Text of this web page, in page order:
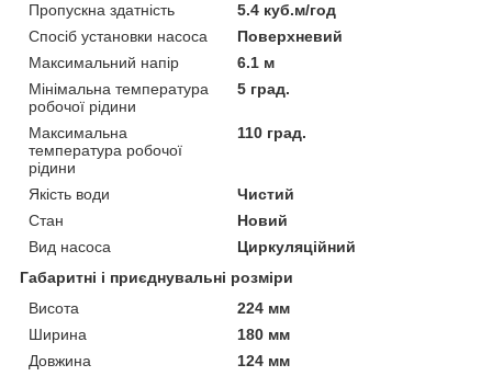
Пропускна здатність
5.4 куб.м/год
Спосіб установки насоса
Поверхневий
Максимальний напір
6.1 м
Мінімальна температура
робочої рідини
5 град.
Максимальна
температура робочої
рідини
110 град.
Якість води
Чистий
Стан
Новий
Вид насоса
Циркуляційний
Габаритні і приєднувальні розміри
Висота
224 мм
Ширина
180 мм
Довжина
124 мм